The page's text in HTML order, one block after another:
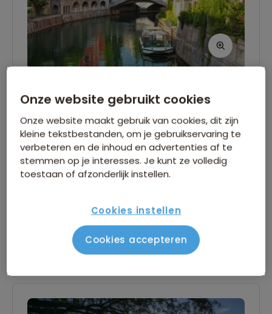
Zivjo! Welkom in Slovenië. Dit kleine land wordt
niet voor niets ‘Europa in Miniatuur’ genoemd:
elk landschap is anders en elk dorpje heeft zijn
charme. Vandaag begint je avontuur in de
afhankelijk van de aankomsttijd, de stad alvast
gebouwen, bruggen en musea of strijk neer op
een gezellig terras. ’s Avonds kun je dineren in
Lees verder
Onze website gebruikt cookies
Onze website maakt gebruik van cookies, dit zijn
kleine tekstbestanden, om je gebruikservaring te
verbeteren en de inhoud en advertenties af te
stemmen op je interesses. Je kunt ze volledig
toestaan of afzonderlijk instellen.
Cookies instellen
Cookies accepteren